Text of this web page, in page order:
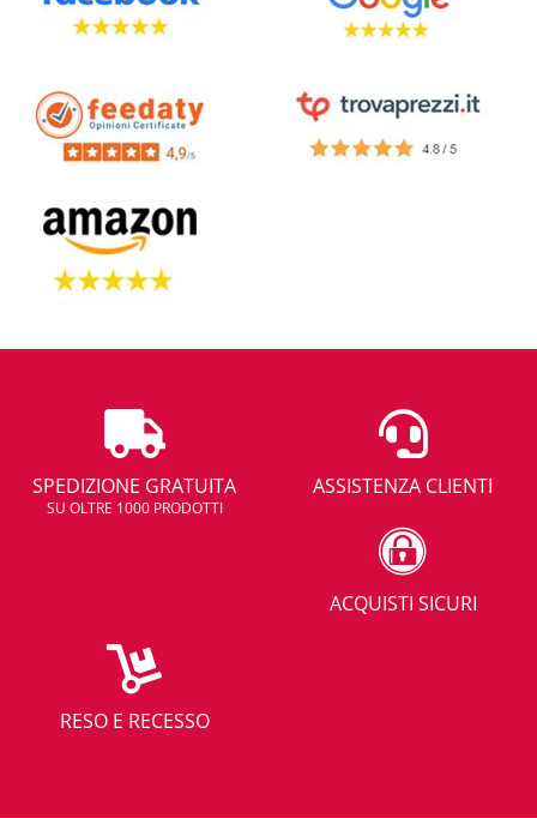
SPEDIZIONE GRATUITA
SU OLTRE 1000 PRODOTTI
ASSISTENZA CLIENTI
ACQUISTI SICURI
RESO E RECESSO